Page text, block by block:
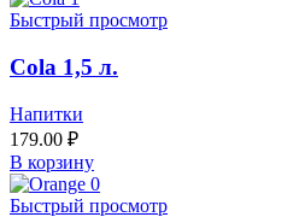
Быстрый просмотр
Cola 1,5 л.
Напитки
179.00 ₽
В корзину
Быстрый просмотр